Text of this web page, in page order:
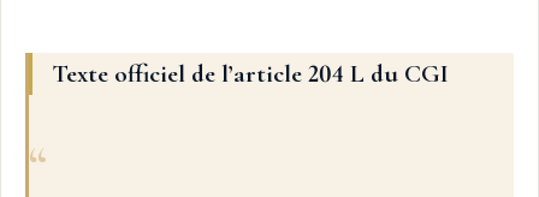
Texte officiel de l’article 204 L du CGI